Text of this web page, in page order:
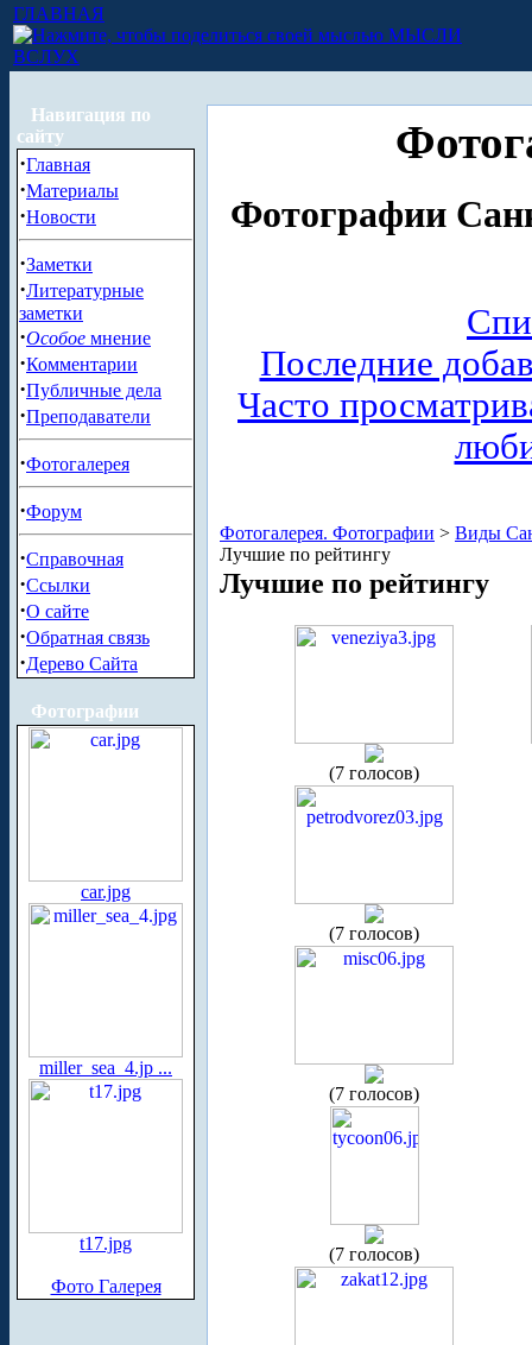
ГЛАВНАЯ
МЫСЛИ
ВСЛУХ
Навигация по
сайту
·Главная
·Материалы
·Новости
·Заметки
·Литературные
заметки
·Особое мнение
·Комментарии
·Публичные дела
·Преподаватели
·Фотогалерея
·Форум
·Справочная
·Ссылки
·О сайте
·Обратная связь
·Дерево Сайта
Фотографии
car.jpg
miller_sea_4.jp ...
t17.jpg
Фото Галерея
Фотографии
Последние
Часто
Фотогалерея. Фотографии > Виды
Лучшие по рейтингу
Лучшие по рейтингу
(7 голосов)
(7 голосов)
(7 голосов)
(7 голосов)